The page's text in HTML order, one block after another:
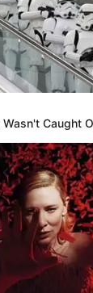
Caught